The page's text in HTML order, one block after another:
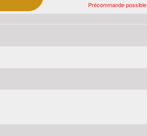
Précommande possible